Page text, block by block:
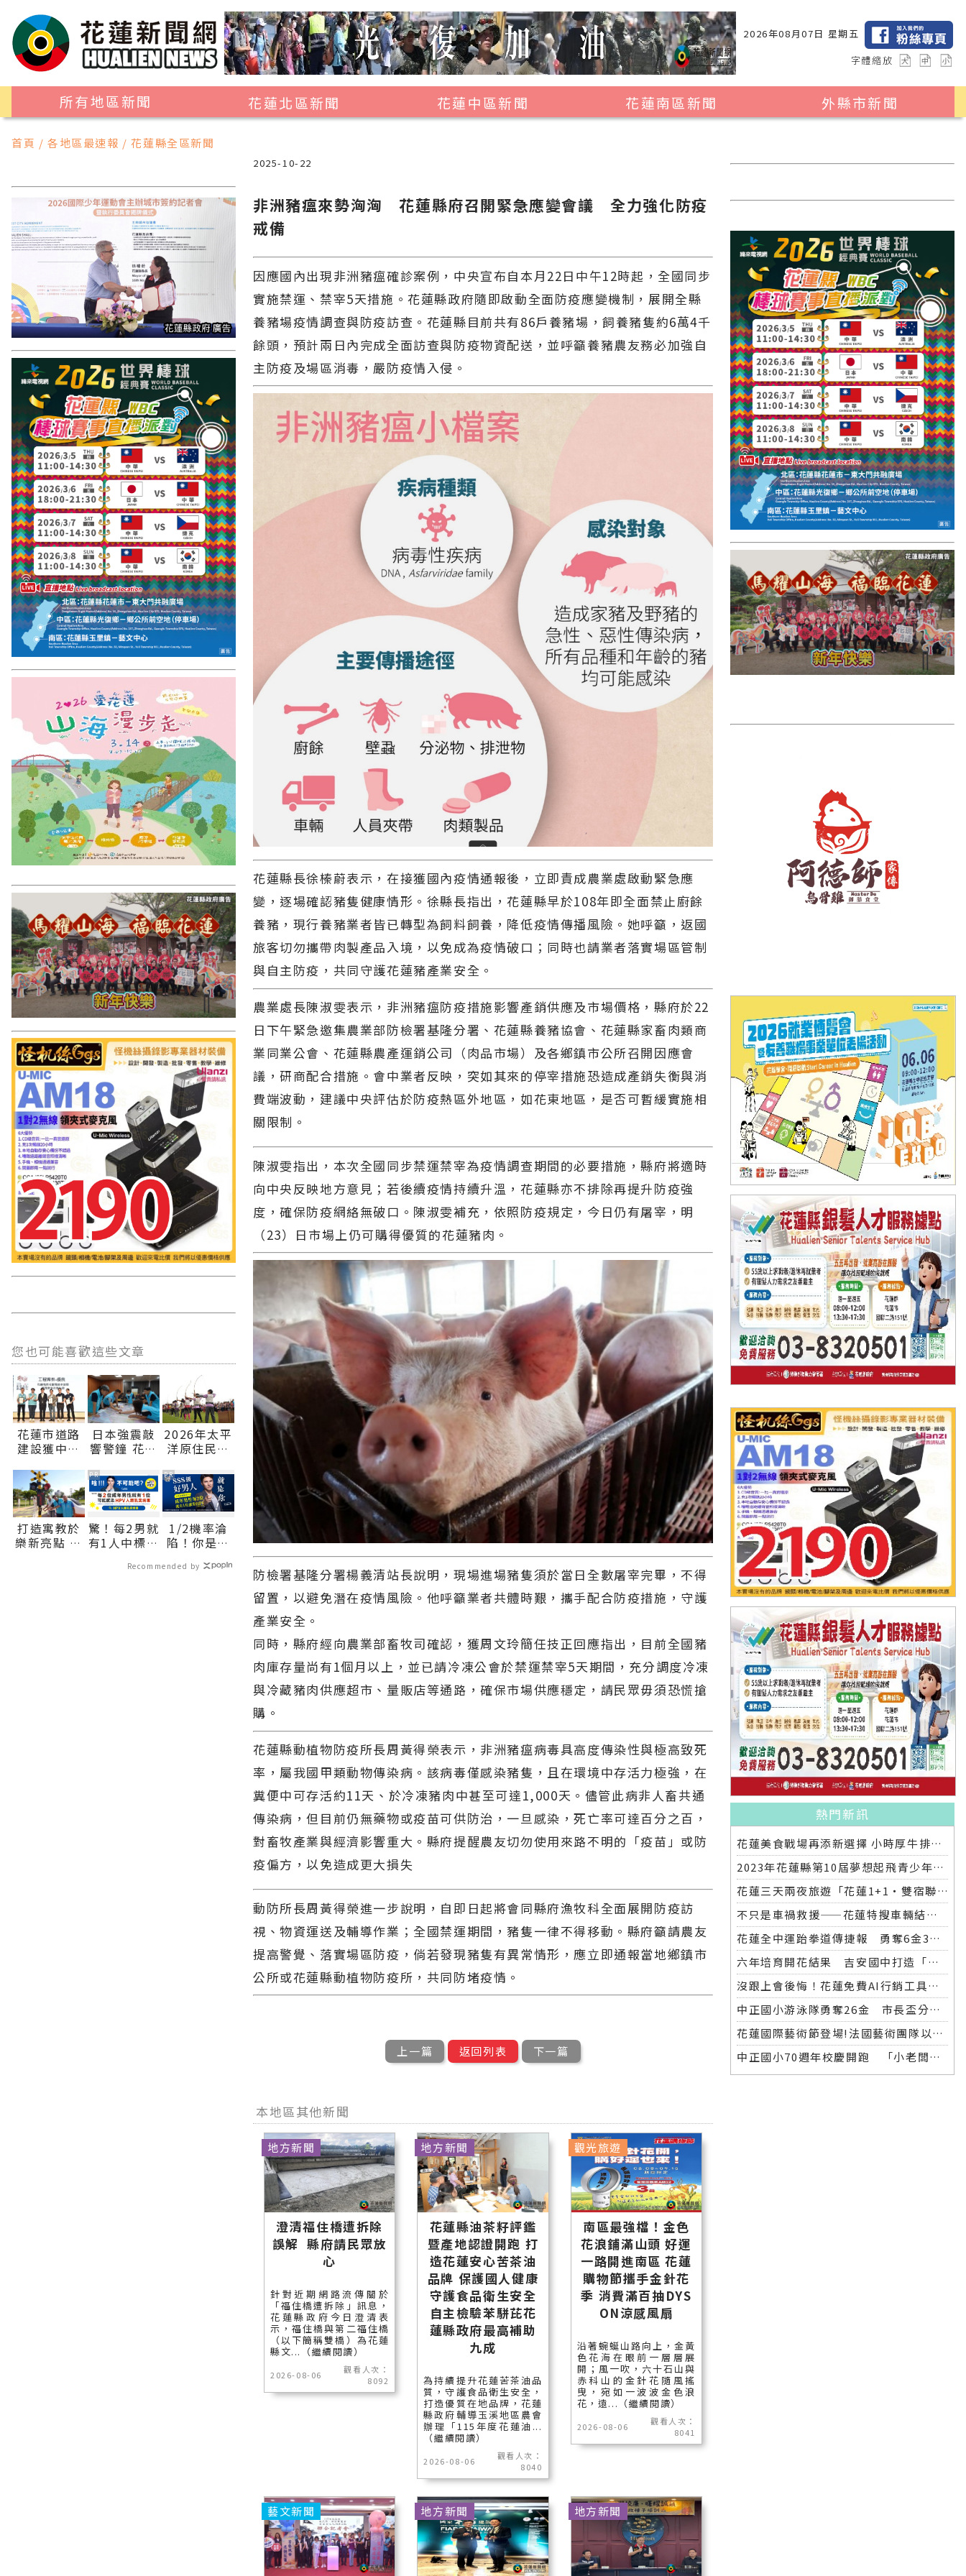
2026年08月07日 星期五
字體縮放
所有地區新聞
花蓮北區新聞
吉安鄉
秀林鄉
花蓮中區新聞
光復鄉
花蓮南區新聞
富里鄉
外縣市新聞
2024暑期夏令營專區
台中市
彰化縣
高雄市
國外報導
台東縣
關山鎮
苗栗縣
其他地區
新竹市
和平鄉
台南市
澎湖縣
香港
台東市
雲林縣
長濱鄉
彰化縣
首頁 / 各地區最速報 / 花蓮縣全區新聞
您也可能喜歡這些文章
花蓮市道路
建設獲中央
「2026馬路
好行評選」
優良、佳作
雙獎∣花蓮
新聞網官方
網站各類新
日本強震敲
響警鐘 花蓮
強化城市防
災韌性∣花
蓮新聞網官
方網站各類
新聞－最快
速的今日新
聞報導 最新
2026年太平
洋原住民傳
賽花蓮開
跑 徵集全
國好手 巡迴
積分串聯山
海部落 即
日起開放報
名∣花蓮新
打造寓教於
樂新亮點 大
驚！每2男就
有1人中標？
PR
1/2機率淪
陷！你是好
男？關鍵在
PR
Recommended by
2025-10-22
非洲豬瘟來勢洶洶 花蓮縣府召開緊急應變會議 全力強化防疫
戒備
因應國內出現非洲豬瘟確診案例，中央宣布自本月22日中午12時起，全國同步
實施禁運、禁宰5天措施。花蓮縣政府隨即啟動全面防疫應變機制，展開全縣
養豬場疫情調查與防疫訪查。花蓮縣目前共有86戶養豬場，飼養豬隻約6萬4千
餘頭，預計兩日內完成全面訪查與防疫物資配送，並呼籲養豬農友務必加強自
主防疫及場區消毒，嚴防疫情入侵。
花蓮縣長徐榛蔚表示，在接獲國內疫情通報後，立即責成農業處啟動緊急應
變，逐場確認豬隻健康情形。徐縣長指出，花蓮縣早於108年即全面禁止廚餘
養豬，現行養豬業者皆已轉型為飼料飼養，降低疫情傳播風險。她呼籲，返國
旅客切勿攜帶肉製產品入境，以免成為疫情破口；同時也請業者落實場區管制
與自主防疫，共同守護花蓮豬產業安全。
農業處長陳淑雯表示，非洲豬瘟防疫措施影響產銷供應及市場價格，縣府於22
日下午緊急邀集農業部防檢署基隆分署、花蓮縣養豬協會、花蓮縣家畜肉類商
業同業公會、花蓮縣農產運銷公司（肉品市場）及各鄉鎮市公所召開因應會
議，研商配合措施。會中業者反映，突如其來的停宰措施恐造成產銷失衡與消
費端波動，建議中央評估於防疫熱區外地區，如花東地區，是否可暫緩實施相
關限制。
陳淑雯指出，本次全國同步禁運禁宰為疫情調查期間的必要措施，縣府將適時
向中央反映地方意見；若後續疫情持續升溫，花蓮縣亦不排除再提升防疫強
度，確保防疫網絡無破口。陳淑雯補充，依照防疫規定，今日仍有屠宰，明
（23）日市場上仍可購得優質的花蓮豬肉。
防檢署基隆分署楊義清站長說明，現場進場豬隻須於當日全數屠宰完畢，不得
留置，以避免潛在疫情風險。他呼籲業者共體時艱，攜手配合防疫措施，守護
產業安全。
同時，縣府經向農業部畜牧司確認，獲周文玲簡任技正回應指出，目前全國豬
肉庫存量尚有1個月以上，並已請冷凍公會於禁運禁宰5天期間，充分調度冷凍
與冷藏豬肉供應超市、量販店等通路，確保市場供應穩定，請民眾毋須恐慌搶
購。
花蓮縣動植物防疫所長周黃得榮表示，非洲豬瘟病毒具高度傳染性與極高致死
率，屬我國甲類動物傳染病。該病毒僅感染豬隻，且在環境中存活力極強，在
糞便中可存活約11天、於冷凍豬肉中甚至可達1,000天。儘管此病非人畜共通
傳染病，但目前仍無藥物或疫苗可供防治，一旦感染，死亡率可達百分之百，
對畜牧產業與經濟影響重大。縣府提醒農友切勿使用來路不明的「疫苗」或防
疫偏方，以免造成更大損失
動防所長周黃得榮進一步說明，自即日起將會同縣府漁牧科全面展開防疫訪
視、物資運送及輔導作業；全國禁運期間，豬隻一律不得移動。縣府籲請農友
提高警覺、落實場區防疫，倘若發現豬隻有異常情形，應立即通報當地鄉鎮市
公所或花蓮縣動植物防疫所，共同防堵疫情。
上一篇 返回列表 下一篇
本地區其他新聞
澄清福住橋遭拆除
誤解 縣府請民眾放
心
針對近期網路流傳關於
「福住橋遭拆除」訊息，
花蓮縣政府今日澄清表
示，福住橋與第二福住橋
（以下簡稱雙橋）為花蓮
縣文...（繼續閱讀）
2026-08-06
觀看人次：
8092
地方新聞
花蓮縣油茶籽評鑑
暨產地認證開跑 打
造花蓮安心苦茶油
品牌 保護國人健康
守護食品衛生安全
自主檢驗苯駢芘花
蓮縣政府最高補助
九成
為持續提升花蓮苦茶油品
質，守護食品衛生安全，
打造優質在地品牌，花蓮
縣政府輔導玉溪地區農會
辦理「115年度花蓮油...
（繼續閱讀）
2026-08-06
觀看人次：
8040
地方新聞
南區最強檔！金色
花浪鋪滿山頭 好運
一路開進南區 花蓮
購物節攜手金針花
季 消費滿百抽DYS
ON涼感風扇
沿著蜿蜒山路向上，金黃
色花海在眼前一層層展
開；風一吹，六十石山與
赤科山的金針花隨風搖
曳，宛如一波波金色浪
花，遠...（繼續閱讀）
2026-08-06
觀看人次：
8041
觀光旅遊
藝文新聞 地方新聞 地方新聞
熱門新訊
花蓮美食戰場再添新選擇 小時厚牛排花蓮店明開幕
2023年花蓮縣第10屆夢想起飛青少年發明展 自強國中拿下第一名與第二名
花蓮三天兩夜旅遊「花蓮1+1‧雙宿聯名住房專案」好評加碼 即日起延長至2025年底
不只是車禍救援——花蓮特搜車輛結合繩索救援訓練
花蓮全中運跆拳道傳捷報 勇奪6金3銀 各校表現亮眼
六年培育開花結果 吉安國中打造「微笑美男」全中運金牌
沒跟上會後悔！花蓮免費AI行銷工具開放體驗，花蓮20+商家已完成第一波登記！
中正國小游泳隊勇奪26金 市長盃分齡游泳錦標賽再創佳績
花蓮國際藝術節登場!法國藝術團隊以巨型木偶掀起夜間藝術盛宴
中正國小70週年校慶開跑 「小老闆大市集」實踐學習傳遞愛